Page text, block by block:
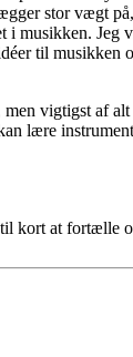
stor vægt
Jeg
til musikken
vigtigst af
lære
kort at